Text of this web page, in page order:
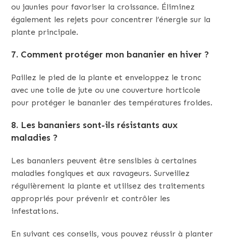
ou jaunies pour favoriser la croissance. Éliminez
également les rejets pour concentrer l’énergie sur la
plante principale.
7. Comment protéger mon bananier en hiver ?
Paillez le pied de la plante et enveloppez le tronc
avec une toile de jute ou une couverture horticole
pour protéger le bananier des températures froides.
8. Les bananiers sont-ils résistants aux
maladies ?
Les bananiers peuvent être sensibles à certaines
maladies fongiques et aux ravageurs. Surveillez
régulièrement la plante et utilisez des traitements
appropriés pour prévenir et contrôler les
infestations.
En suivant ces conseils, vous pouvez réussir à planter